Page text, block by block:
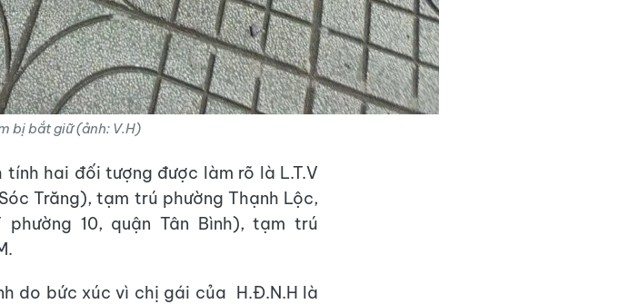
bị bắt giữ (ảnh: V.H)
tính hai đối tượng được làm rõ là L.T.V
Trăng), tạm trú phường Thạnh Lộc,
phường 10, quận Tân Bình), tạm trú
do bức xúc vì chị gái của H.Đ.N.H là